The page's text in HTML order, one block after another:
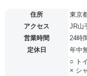
住所
東京
アクセス
JR山
営業時間
24時
定休日
年中
○ ト
× シ